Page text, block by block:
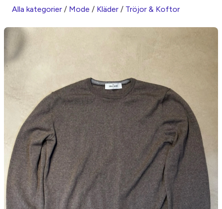
Alla kategorier / Mode / Kläder / Tröjor & Koftor